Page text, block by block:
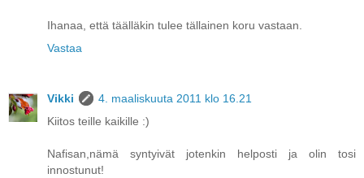
Ihanaa, että täälläkin tulee tällainen koru vastaan.
Vastaa
Vikki
4. maaliskuuta 2011 klo 16.21
Kiitos teille kaikille :)
Nafisan,nämä syntyivät jotenkin helposti ja olin tosi
innostunut!